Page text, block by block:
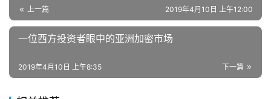
上一篇 2019年4月10日 上午12:00
一位西方投资者眼中的亚洲加密市场
下一篇
2019年4月10日 上午8:35